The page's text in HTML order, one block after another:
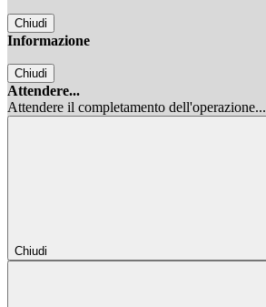
Chiudi
Informazione
Chiudi
Attendere...
Attendere il completamento dell'operazione...
Chiudi